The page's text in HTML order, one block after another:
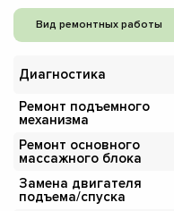
Вид ремонтных работы
Диагностика
Ремонт подъемного
механизма
Ремонт основного
массажного блока
Замена двигателя
подъема/спуска